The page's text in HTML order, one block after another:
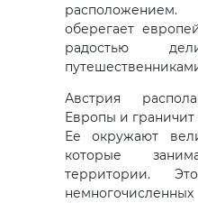
оберегает
радостью
Австрия
Европы и
Ее окружают
которые
территории.